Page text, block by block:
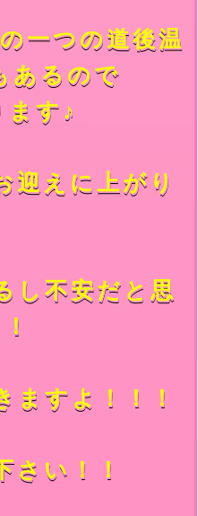
一つの道後温
あるので
す♪
迎えに上がり
し不安だと思
ますよ！！！
さい！！